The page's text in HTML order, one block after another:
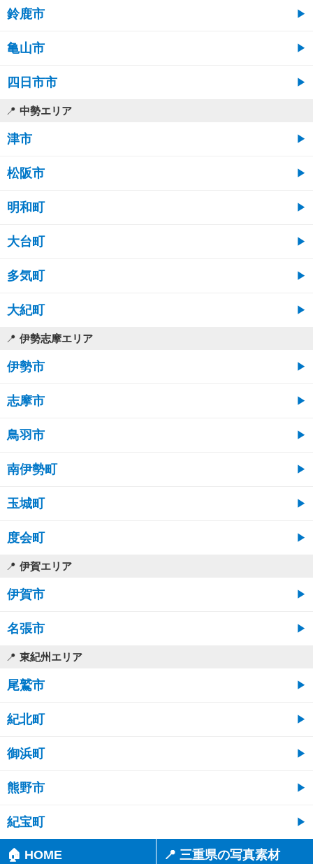
鈴鹿市
亀山市
四日市市
中勢エリア
津市
松阪市
明和町
大台町
多気町
大紀町
伊勢志摩エリア
伊勢市
志摩市
鳥羽市
南伊勢町
玉城町
度会町
伊賀エリア
伊賀市
名張市
東紀州エリア
尾鷲市
紀北町
御浜町
熊野市
紀宝町
🏠 HOME 📍 三重県の写真素材